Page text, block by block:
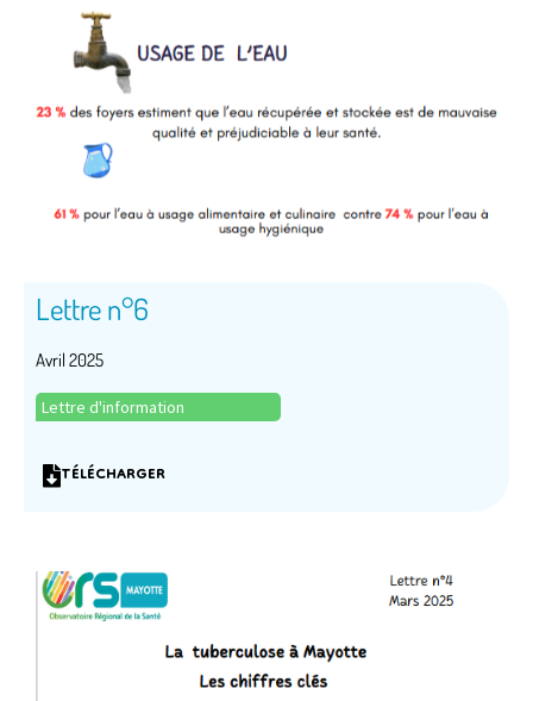
Lettre n°6
Avril 2025
Lettre d'information
TÉLÉCHARGER